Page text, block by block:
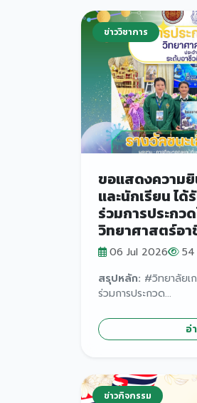
ข่าววิชาการ
ขอแสดงความ
และนักเรียน ได้
ร่วมการประกว
วิทยาศาสตร์อ
06 Jul 2026
54
สรุปหลัก: #วิทยาลัยเ
ร่วมการประกวด...
อ่
ข่าวกิจกรรม